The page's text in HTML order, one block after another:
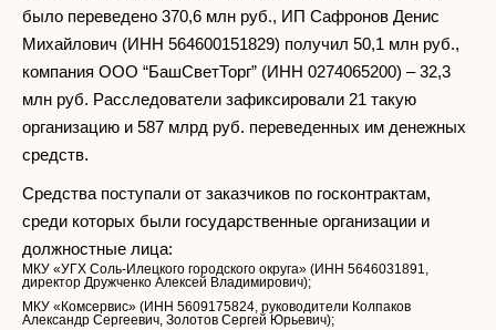
было переведено 370,6 млн руб., ИП Сафронов Денис
Михайлович (ИНН 564600151829) получил 50,1 млн руб.,
компания ООО “БашСветТорг” (ИНН 0274065200) – 32,3
млн руб. Расследователи зафиксировали 21 такую
организацию и 587 млрд руб. переведенных им денежных
средств.
Средства поступали от заказчиков по госконтрактам,
среди которых были государственные организации и
должностные лица:
МКУ «УГХ Соль-Илецкого городского округа» (ИНН 5646031891,
директор Дружченко Алексей Владимирович);
МКУ «Комсервис» (ИНН 5609175824, руководители Колпаков
Александр Сергеевич, Золотов Сергей Юрьевич);